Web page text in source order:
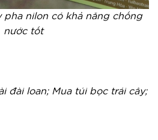
pha nilon có khả năng chống
nước tốt
đài loan; Mua túi bọc trái cây;